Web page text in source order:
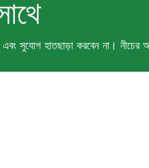
এবং সুযোগ হাতছাড়া করবেন না।